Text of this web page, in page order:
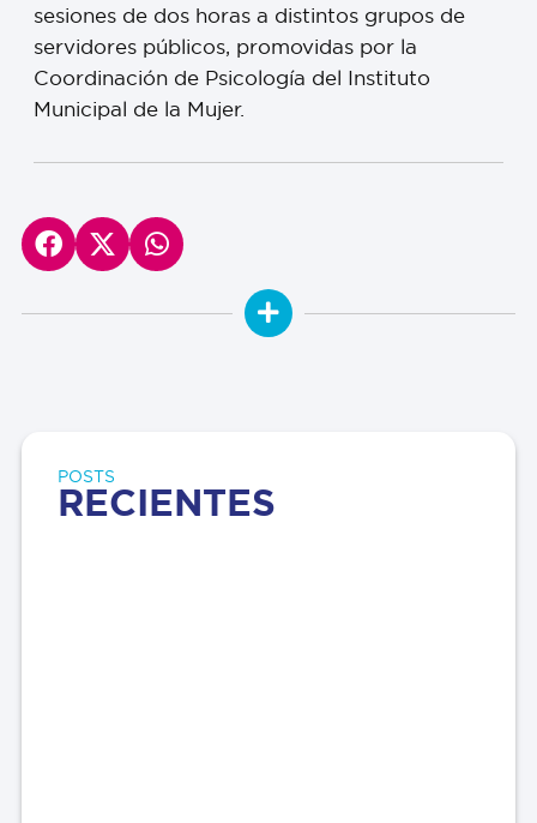
sesiones de dos horas a distintos grupos de
servidores públicos, promovidas por la
Coordinación de Psicología del Instituto
Municipal de la Mujer.
POSTS
RECIENTES